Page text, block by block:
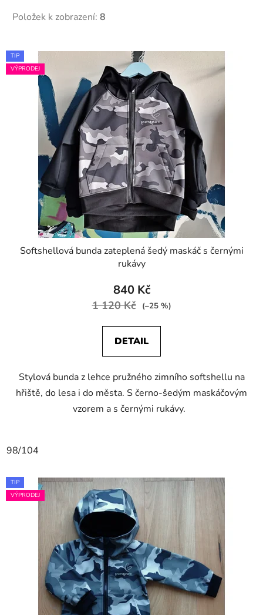
Položek k zobrazení: 8
V
ý
TIP
VÝPRODEJ
Softshellová bunda zateplená šedý maskáč s černými
rukávy
840 Kč
1 120 Kč (–25 %)
DETAIL
Stylová bunda z lehce pružného zimního softshellu na
hřiště, do lesa i do města. S černo-šedým maskáčovým
vzorem a s černými rukávy.
98/104
TIP
VÝPRODEJ